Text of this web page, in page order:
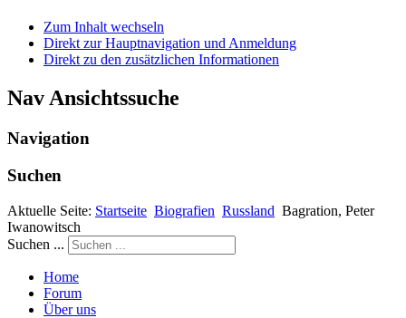
Zum Inhalt wechseln
Direkt zur Hauptnavigation und Anmeldung
Direkt zu den zusätzlichen Informationen
Nav Ansichtssuche
Navigation
Suchen
Aktuelle Seite: Startseite Biografien Russland Bagration, Peter
Iwanowitsch
Suchen ...
Home
Forum
Über uns